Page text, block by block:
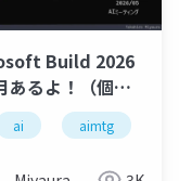
nvidia
Build 2026
あるよ！（個人
気になるセッシ
めてみました。
ai aimtg